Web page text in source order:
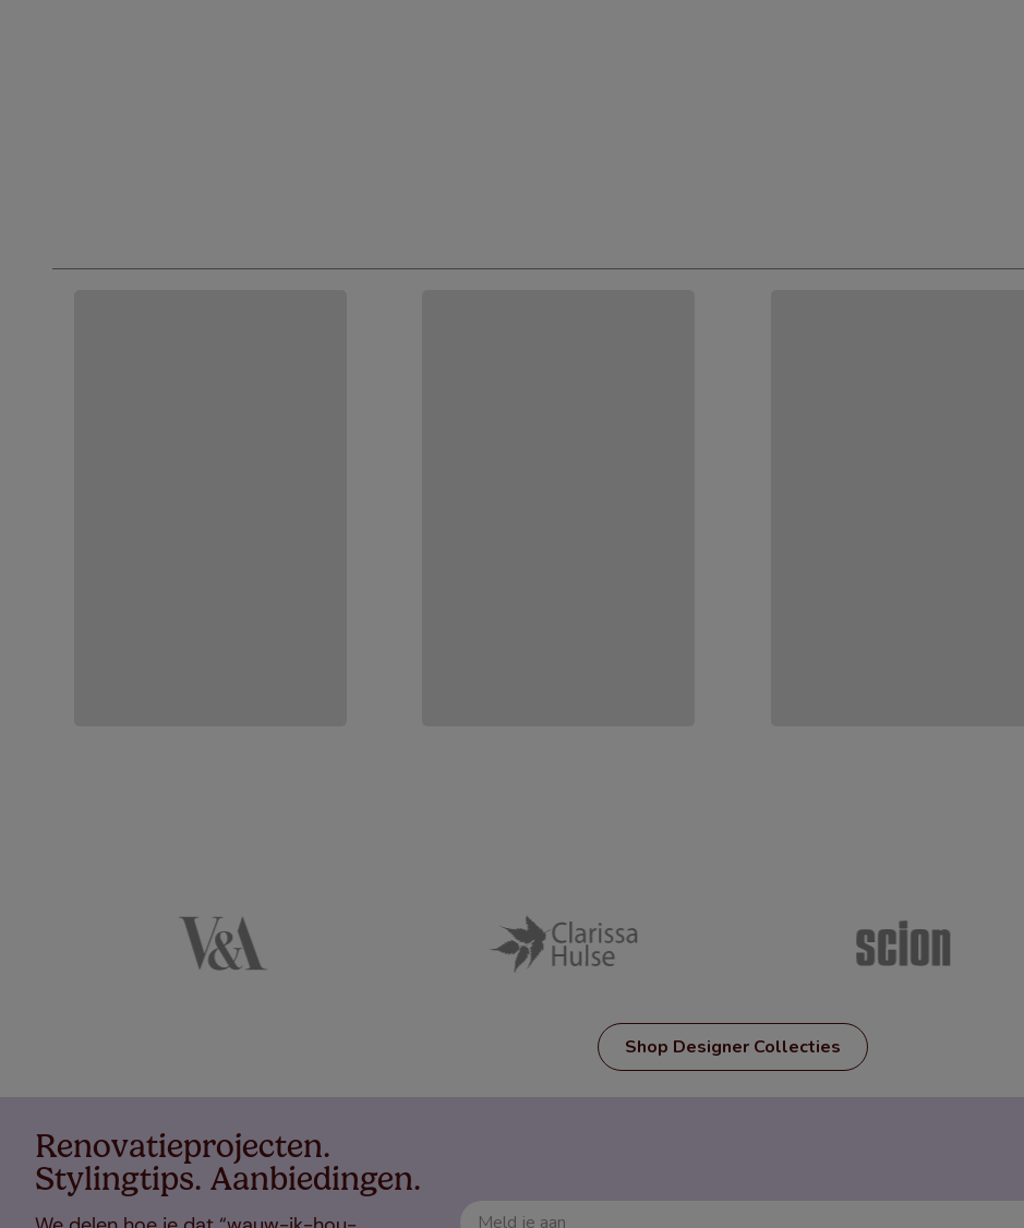
Shop Designer Collecties
Renovatieprojecten.
Stylingtips. Aanbiedingen.